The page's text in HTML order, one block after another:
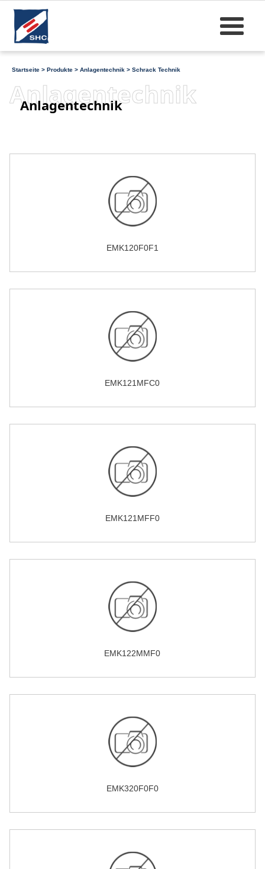
Startseite > Produkte > Anlagentechnik > Schrack Technik
Anlagentechnik
Anlagentechnik
EMK120F0F1
EMK121MFC0
EMK121MFF0
EMK122MMF0
EMK320F0F0